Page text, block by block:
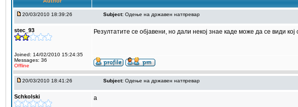
20/03/2010 18:39:26 Subject: Одење на државен натпревар
stec_93
Joined: 14/02/2010 15:24:35
Messages: 36
Offline
Резултатите се објавени, но дали некој знае каде може да се види
20/03/2010 18:41:26 Subject: Одење на државен натпревар
Schkolski a